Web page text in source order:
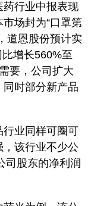
行业中报表现
场封为“口罩第
道恩股份预计实
增长560%至
要，公司扩大
时部分新产品
业同样可圈可
该行业不少公
司股东的净利润